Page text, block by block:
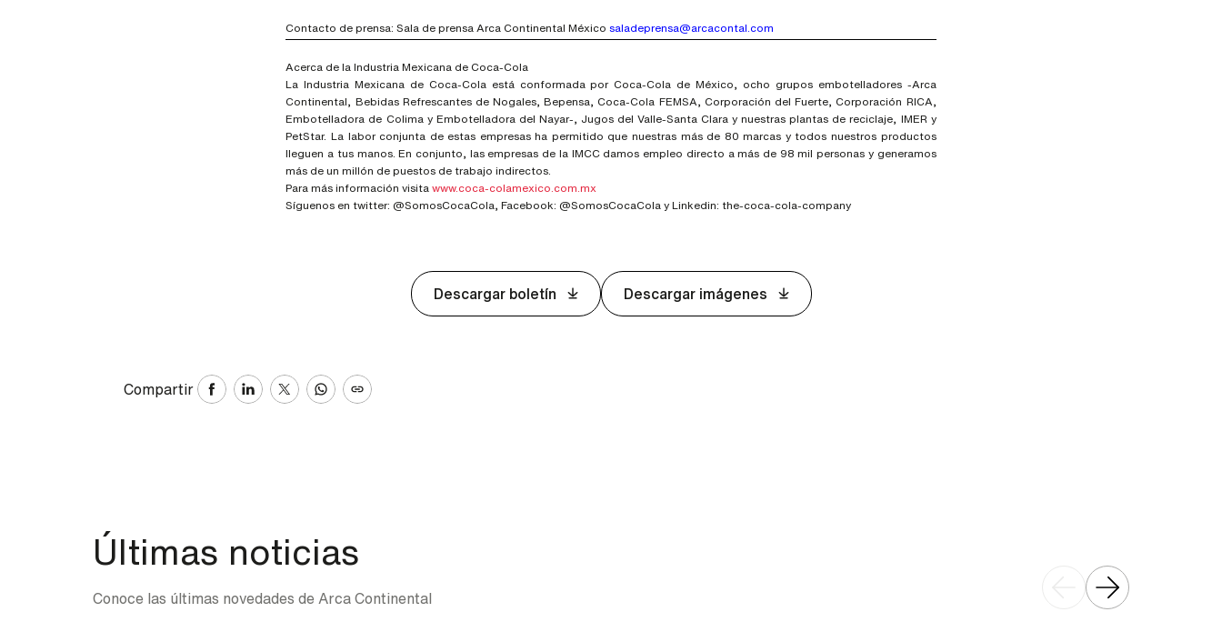
Contacto de prensa: Sala de prensa Arca Continental Méxicosaladeprensa@arcacontal.com
Acerca de la Industria Mexicana de Coca-Cola
La Industria Mexicana de Coca-Cola está conformada por Coca-Cola de México, ocho grupos embotelladores -Arca
Continental, Bebidas Refrescantes de Nogales, Bepensa, Coca-Cola FEMSA, Corporación del Fuerte, Corporación RICA,
Embotelladora de Colima y Embotelladora del Nayar-, Jugos del Valle-Santa Clara y nuestras plantas de reciclaje, IMER y
PetStar. La labor conjunta de estas empresas ha permitido que nuestras más de 80 marcas y todos nuestros productos
lleguen a tus manos. En conjunto, las empresas de la IMCC damos empleo directo a más de 98 mil personas y generamos
más de un millón de puestos de trabajo indirectos.
Para más información visitawww.coca-colamexico.com.mx
Síguenos en twitter: @SomosCocaCola, Facebook: @SomosCocaCola y Linkedin: the-coca-cola-company
Descargar boletín Descargar imágenes
Compartir
Últimas noticias
Conoce las últimas novedades de Arca Continental